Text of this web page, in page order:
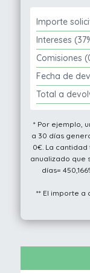
Importe
Intereses
Comisiones
Fecha de
Total a
* Por ejemplo,
a 30 días
0€. La cantidad
anualizado que
días=
** El importe